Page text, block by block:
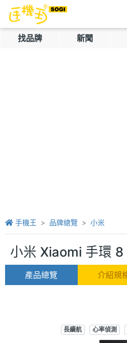
找品牌 新聞
手機王 品牌總覽 小米
小米 Xiaomi 手環
產品總覽 介紹規
長續航 心率偵測